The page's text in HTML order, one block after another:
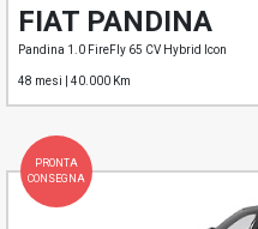
FIAT PANDINA
Pandina 1.0 FireFly 65 CV Hybrid Icon
48 mesi | 40.000 Km
PRONTA
CONSEGNA